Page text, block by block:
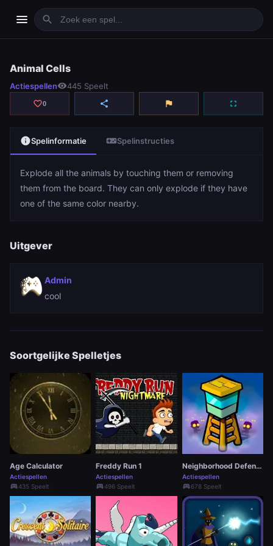
menu search
play_arrowSpelen
Animal Cells
Actiespellenvisibility445 Speelt
favorite_border0 share flag fullscreen
infoSpelinformatie videogame_assetSpelinstructies
Explode all the animals by touching them or removing
them from the board. They can only explode if they have
one of the same color nearby.
Uitgever
Admin
cool
Soortgelijke Spelletjes
Age Calculator
Actiespellen
sports_esports435 Speelt
Freddy Run 1
Actiespellen
sports_esports496 Speelt
Neighborhood Defense
Actiespellen
sports_esports678 Speelt